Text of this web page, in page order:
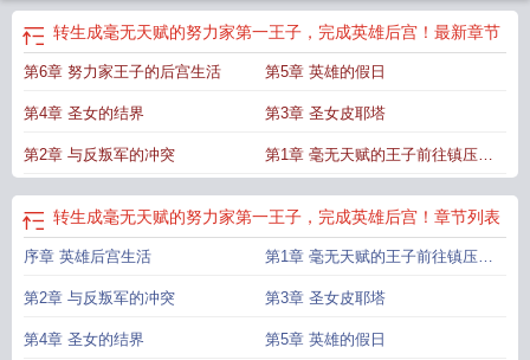
漫画免费 转生王子想懒散度日轻 关于转生为 转生成漫画
转生成为王子的恶毒
千金免费观看最新章节列表
决斗场转生成为王子关于转生成 转生成王子的转生成王子的漫画
么转生成王子但出生第一天就被抛弃了转生成第7期王子漫画下拉式最新更
新转生成为第一王子漫画免费观看 转生努力竞技场漫画转生成为贵族百度百
科转生成为王子任意转生转型的漫画
转生成毫无天赋的努力家第一王子，完成英雄后宫！ 最新章节
第6章 努力家王子的后宫生活 第5章 英雄的假日
第4章 圣女的结界 第3章 圣女皮耶塔
第2章 与反叛军的冲突 第1章 毫无天赋的王子前往镇压叛
乱
转生成毫无天赋的努力家第一王子，完成英雄后宫！ 章节列表
序章 英雄后宫生活 第1章 毫无天赋的王子前往镇压叛
乱
第2章 与反叛军的冲突 第3章 圣女皮耶塔
第4章 圣女的结界 第5章 英雄的假日